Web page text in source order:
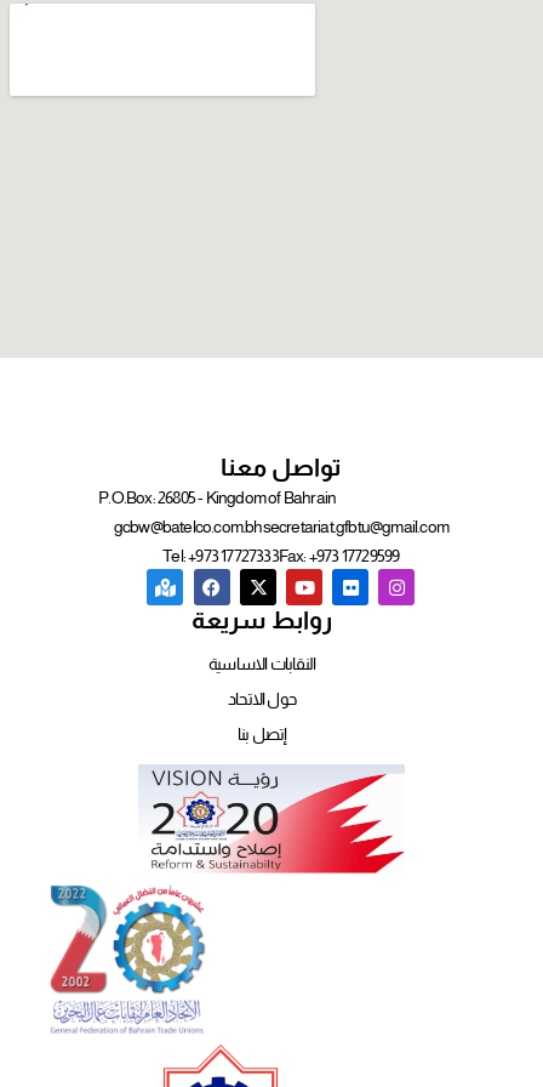
تواصل معنا
P.O.Box: 26805 - Kingdom of Bahrain
gcbw@batelco.com.bhsecretariat.gfbtu@gmail.com
Tel: +973 17727333Fax: +973 17729599
روابط سريعة
النقابات الاساسية
حول الاتحاد
إتصل بنا